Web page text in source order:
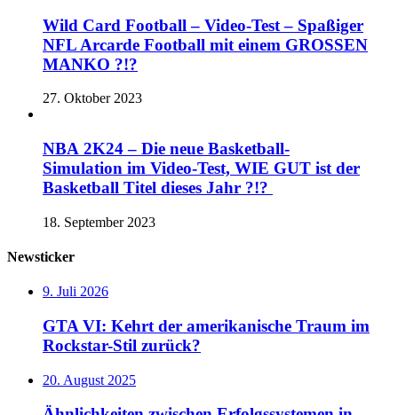
Wild Card Football – Video-Test – Spaßiger
NFL Arcarde Football mit einem GROSSEN
MANKO ?!?
27. Oktober 2023
NBA 2K24 – Die neue Basketball-
Simulation im Video-Test, WIE GUT ist der
Basketball Titel dieses Jahr ?!?
18. September 2023
Newsticker
9. Juli 2026
GTA VI: Kehrt der amerikanische Traum im
Rockstar-Stil zurück?
20. August 2025